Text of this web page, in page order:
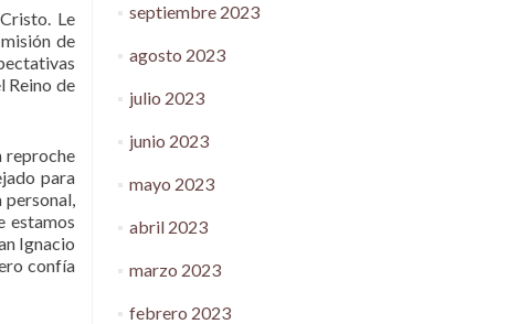
Le
de
Reino de
reproche
para
estamos
Ignacio
confía
septiembre 2023
agosto 2023
julio 2023
junio 2023
mayo 2023
abril 2023
marzo 2023
febrero 2023